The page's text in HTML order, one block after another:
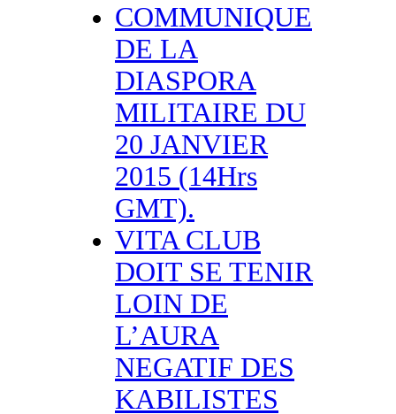
COMMUNIQUE
DE LA
DIASPORA
MILITAIRE DU
20 JANVIER
2015 (14Hrs
GMT).
VITA CLUB
DOIT SE TENIR
LOIN DE
L’AURA
NEGATIF DES
KABILISTES